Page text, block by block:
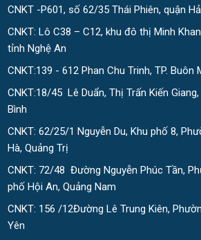
CNKT -P601, số 62/35 Thái Phiên, quận
CNKT: Lô C38 – C12, khu đô thị Minh
tỉnh Nghệ An
CNKT:139 - 612 Phan Chu Trinh, TP.
CNKT:18/45 Lê Duẩn, Thị Trấn Kiến
Bình
CNKT: 62/25/1 Nguyễn Du, Khu phố 8,
Hà, Quảng Trị
CNKT: 72/48 Đường Nguyễn Phúc Tần,
phố Hội An, Quảng Nam
CNKT: 156 /12Đường Lê Trung Kiên,
Yên